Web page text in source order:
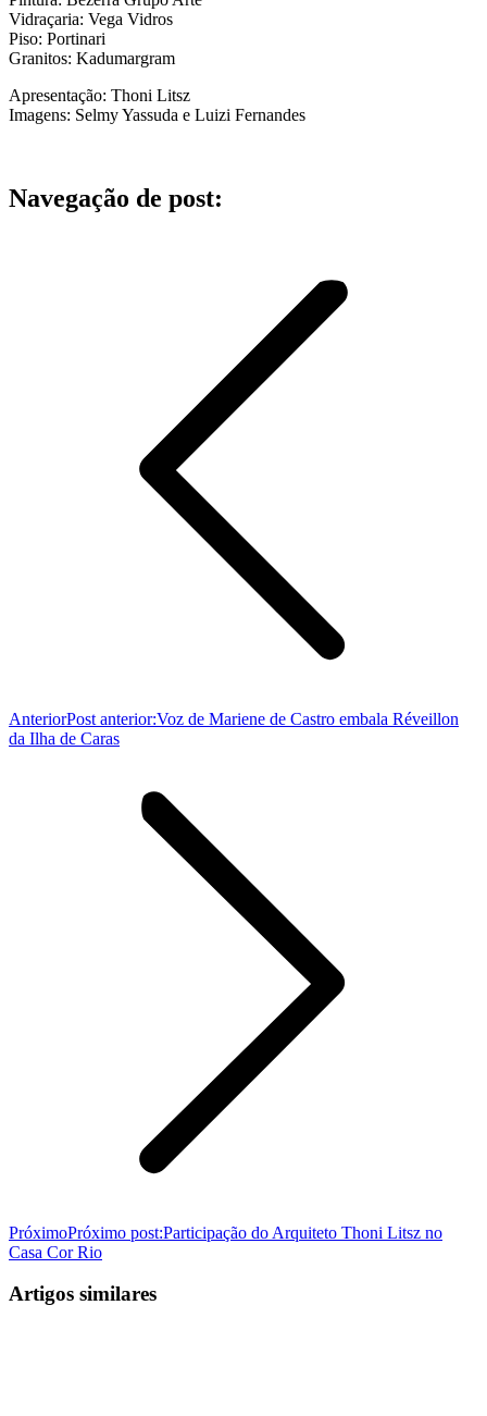
Vidraçaria: Vega Vidros
Piso: Portinari
Granitos: Kadumargram
Apresentação: Thoni Litsz
Imagens: Selmy Yassuda e Luizi Fernandes
Navegação de post:
AnteriorPost anterior:Voz de Mariene de Castro embala Réveillon
da Ilha de Caras
PróximoPróximo post:Participação do Arquiteto Thoni Litsz no
Casa Cor Rio
Artigos similares